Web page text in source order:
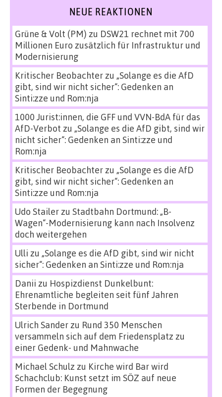
NEUE REAKTIONEN
Grüne & Volt (PM) zu DSW21 rechnet mit 700
Millionen Euro zusätzlich für Infrastruktur und
Modernisierung
Kritischer Beobachterzu „Solange es die AfD
gibt, sind wir nicht sicher“: Gedenken an
Sinti:zze und Rom:nja
1000 Jurist:innen, die GFF und VVN-BdA für das
AfD-Verbot zu „Solange es die AfD gibt, sind wir
nicht sicher“: Gedenken an Sinti:zze und
Rom:nja
Kritischer Beobachterzu „Solange es die AfD
gibt, sind wir nicht sicher“: Gedenken an
Sinti:zze und Rom:nja
Udo Stailerzu Stadtbahn Dortmund: „B-
Wagen“-Modernisierung kann nach Insolvenz
doch weitergehen
Ulli zu „Solange es die AfD gibt, sind wir nicht
sicher“: Gedenken an Sinti:zze und Rom:nja
Danii zu Hospizdienst Dunkelbunt:
Ehrenamtliche begleiten seit fünf Jahren
Sterbende in Dortmund
Ulrich Sanderzu Rund 350 Menschen
versammeln sich auf dem Friedensplatz zu
einer Gedenk- und Mahnwache
Michael Schulz zu Kirche wird Bar wird
Schachclub: Kunst setzt im SÖZ auf neue
Formen der Begegnung